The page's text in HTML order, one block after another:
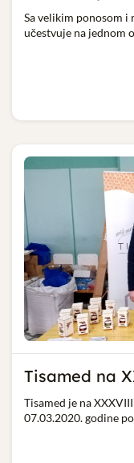
Sa velikim ponosom i
učestvuje na jednom
Tisamed na
Tisamed je na
07.03.2020. godine